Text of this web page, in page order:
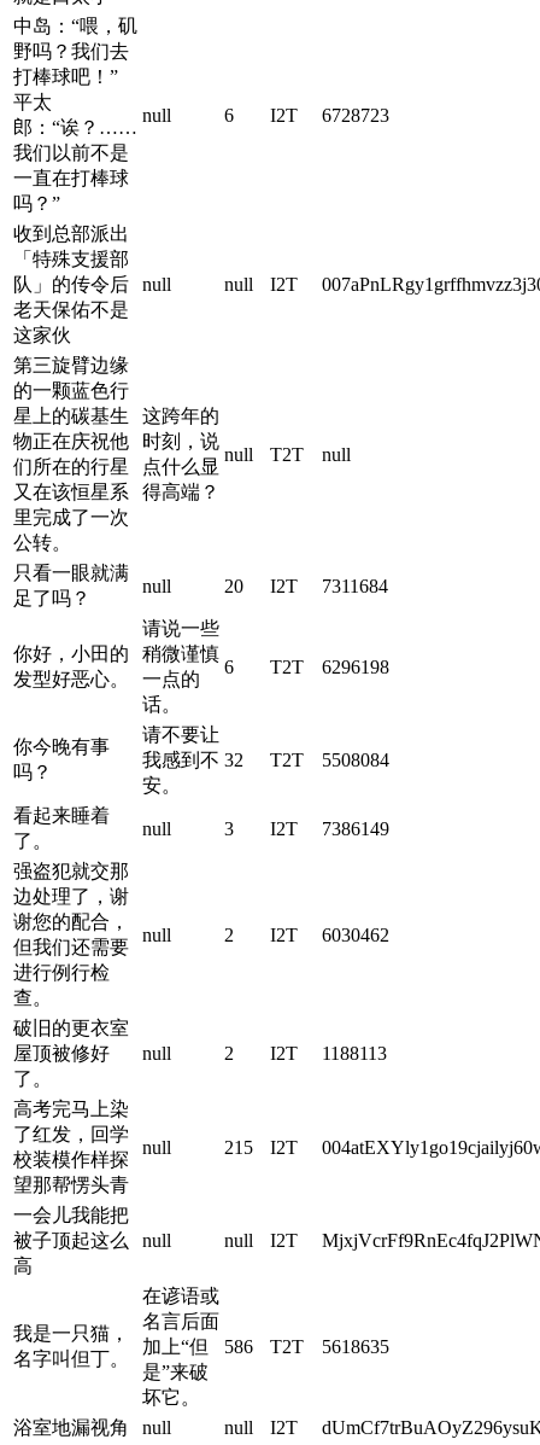
中岛：“喂，矶
野吗？我们去
打棒球吧！”
平太
郎：“诶？……
我们以前不是
一直在打棒球
吗？”
null 6 I2T 6728723
收到总部派出
「特殊支援部
队」的传令后
老天保佑不是
这家伙
null null I2T
第三旋臂边缘
的一颗蓝色行
星上的碳基生
物正在庆祝他
们所在的行星
又在该恒星系
里完成了一次
公转。
这跨年的
时刻，说
点什么显
得高端？
null T2T null
只看一眼就满
足了吗？
null 20 I2T 7311684
你好，小田的
发型好恶心。
请说一些
稍微谨慎
一点的
话。
6 T2T 6296198
你今晚有事
吗？
请不要让
我感到不
安。
32 T2T 5508084
看起来睡着
了。
null 3 I2T 7386149
强盗犯就交那
边处理了，谢
谢您的配合，
但我们还需要
进行例行检
查。
null 2 I2T 6030462
破旧的更衣室
屋顶被修好
了。
null 2 I2T 1188113
高考完马上染
了红发，回学
校装模作样探
望那帮愣头青
null 215 I2T
一会儿我能把
被子顶起这么
高
null null I2T
我是一只猫，
名字叫但丁。
在谚语或
名言后面
加上“但
是”来破
坏它。
586 T2T 5618635
浴室地漏视角 null null I2T